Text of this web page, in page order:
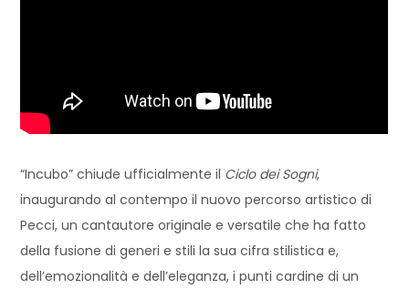
“Incubo” chiude ufficialmente il Ciclo dei Sogni,
inaugurando al contempo il nuovo percorso artistico di
Pecci, un cantautore originale e versatile che ha fatto
della fusione di generi e stili la sua cifra stilistica e,
dell’emozionalità e dell’eleganza, i punti cardine di un